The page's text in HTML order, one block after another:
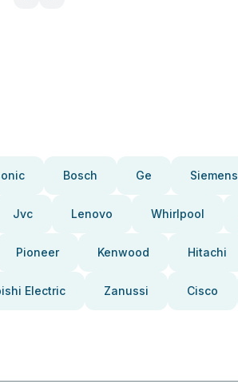
Bosch Ge Siemens
Jvc Lenovo Whirlpool
Pioneer Kenwood Hitachi
Electric Zanussi Cisco